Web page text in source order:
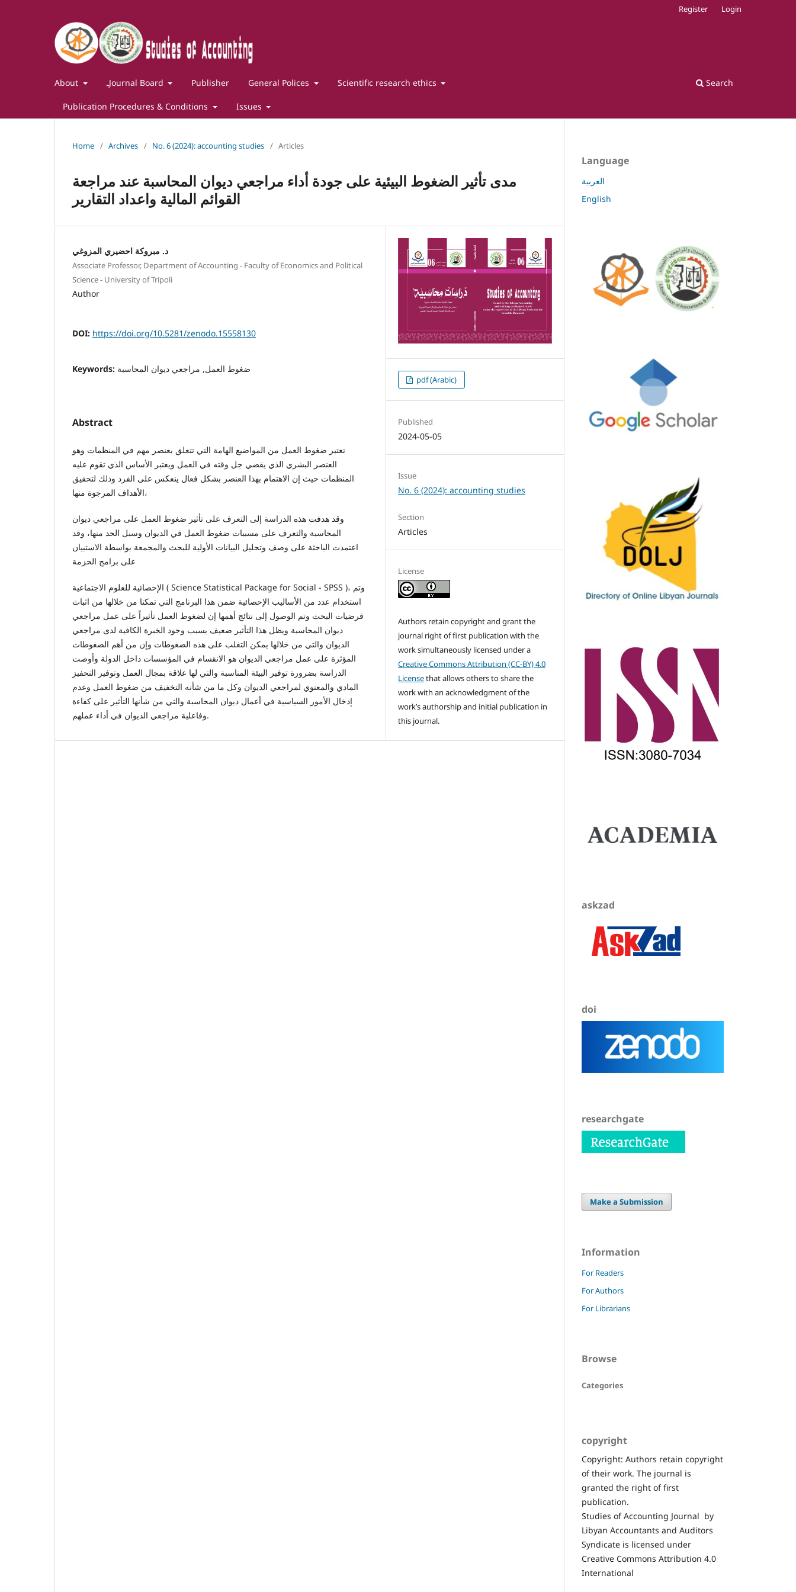
About ـJournal Board Publisher General Polices Scientific research ethics
Publication Procedures & Conditions Issues
Search
Register Login
Home / Archives / No. 6 (2024): accounting studies / Articles
مدى تأثير الضغوط البيئية على جودة أداء مراجعي ديوان المحاسبة عند مراجعة
القوائم المالية واعداد التقارير
د. مبروكة احضيري المزوغي
Associate Professor, Department of Accounting - Faculty of Economics and Political
Science - University of Tripoli
Author
DOI: https://doi.org/10.5281/zenodo.15558130
Keywords: ضغوط العمل, مراجعي ديوان المحاسبة
Abstract
تعتبر ضغوط العمل من المواضيع الهامة التي تتعلق بعنصر مهم في المنظمات وهو
العنصر البشري الذي يقضي جل وقته في العمل ويعتبر الأساس الذي تقوم عليه
المنظمات حيث إن الاهتمام بهذا العنصر بشكل فعال ينعكس على الفرد وذلك لتحقيق
الأهداف المرجوة منها،
وقد هدفت هذه الدراسة إلى التعرف على تأثير ضغوط العمل على مراجعي ديوان
المحاسبة والتعرف على مسببات ضغوط العمل في الديوان وسبل الحد منها، وقد
اعتمدت الباحثة على وصف وتحليل البيانات الأولية للبحث والمجمعة بواسطة الاستبيان
على برامج الحزمة
الإحصائية للعلوم الاجتماعية ( Science Statistical Package for Social - SPSS )، وتم
استخدام عدد من الأساليب الإحصائية ضمن هذا البرنامج التي تمكنا من خلالها من اثباث
فرضيات البحث وتم الوصول إلى نتائج أهمها إن لضغوط العمل تأثيراً على عمل مراجعي
ديوان المحاسبة ويظل هذا التأثير ضعيف بسبب وجود الخبرة الكافية لدى مراجعي
الديوان والتي من خلالها يمكن التغلب على هذه الضغوطات وإن من أهم الضغوطات
المؤثرة على عمل مراجعي الديوان هو الانقسام في المؤسسات داخل الدولة وأوصت
الدراسة بضرورة توفير البيئة المناسبة والتي لها علاقة بمجال العمل وتوفير التحفيز
المادي والمعنوي لمراجعي الديوان وكل ما من شأنه التخفيف من ضغوط العمل وعدم
إدخال الأمور السياسية في أعمال ديوان المحاسبة والتي من شأنها التأثير على كفاءة
وفاعلية مراجعي الديوان في أداء عملهم.
pdf (Arabic)
Published
2024-05-05
Issue
No. 6 (2024): accounting studies
Section
Articles
License
Authors retain copyright and grant the
journal right of first publication with the
work simultaneously licensed under a
Creative Commons Attribution (CC-BY) 4.0
Licensethat allows others to share the
work with an acknowledgment of the
work’s authorship and initial publication in
this journal.
Language
العربية
English
askzad
doi
researchgate
Make a Submission
Information
For Readers
For Authors
For Librarians
Browse
Categories
copyright
Copyright: Authors retain copyright
of their work. The journal is
granted the right of first
publication.
Studies of Accounting Journal by
Libyan Accountants and Auditors
Syndicate is licensed under
Creative Commons Attribution 4.0
International